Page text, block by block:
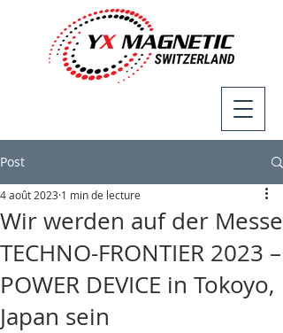
Post
Wir werden auf der Messe
TECHNO-FRONTIER 2023 –
POWER DEVICE in Tokoyo,
Japan sein
4 août 2023 1 min de lecture